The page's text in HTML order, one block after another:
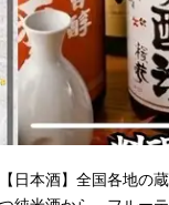
【日本酒】全国各地の